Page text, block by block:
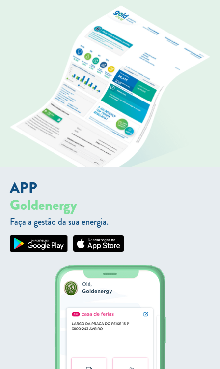
APP
Goldenergy
Faça a gestão da sua energia.